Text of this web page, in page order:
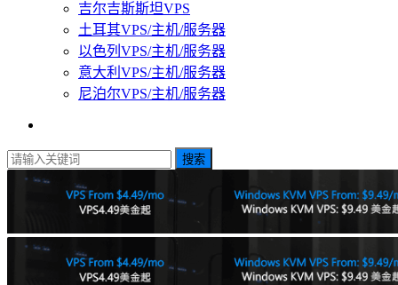
吉尔吉斯斯坦VPS
土耳其VPS/主机/服务器
以色列VPS/主机/服务器
意大利VPS/主机/服务器
尼泊尔VPS/主机/服务器
搜索